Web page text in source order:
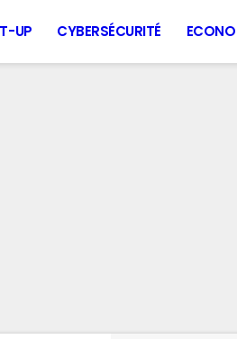
UP CYBERSÉCURITÉ